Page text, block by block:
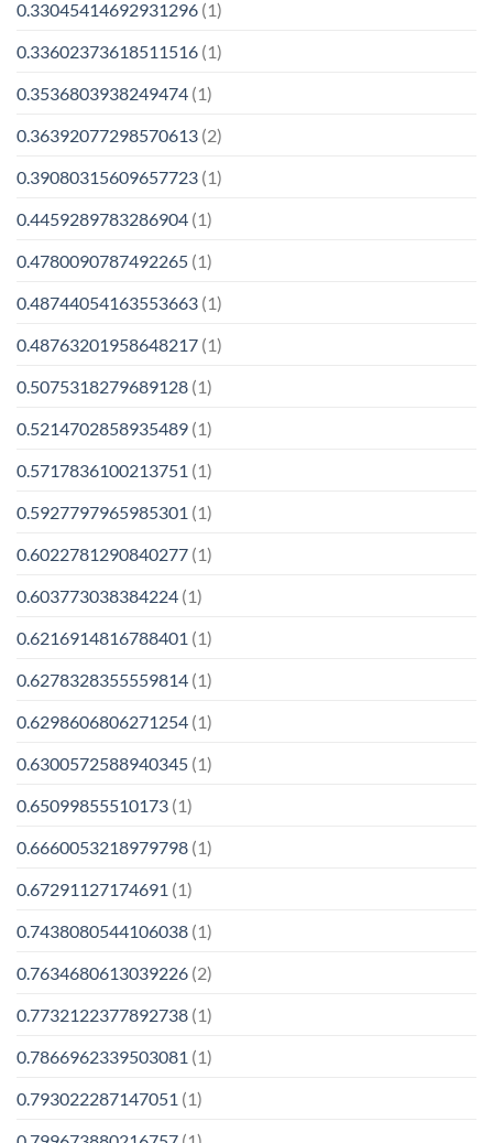
0.33045414692931296 (1)
0.33602373618511516 (1)
0.3536803938249474 (1)
0.36392077298570613 (2)
0.39080315609657723 (1)
0.4459289783286904 (1)
0.4780090787492265 (1)
0.48744054163553663 (1)
0.48763201958648217 (1)
0.5075318279689128 (1)
0.5214702858935489 (1)
0.5717836100213751 (1)
0.5927797965985301 (1)
0.6022781290840277 (1)
0.603773038384224 (1)
0.6216914816788401 (1)
0.6278328355559814 (1)
0.6298606806271254 (1)
0.6300572588940345 (1)
0.65099855510173 (1)
0.6660053218979798 (1)
0.67291127174691 (1)
0.7438080544106038 (1)
0.7634680613039226 (2)
0.7732122377892738 (1)
0.7866962339503081 (1)
0.793022287147051 (1)